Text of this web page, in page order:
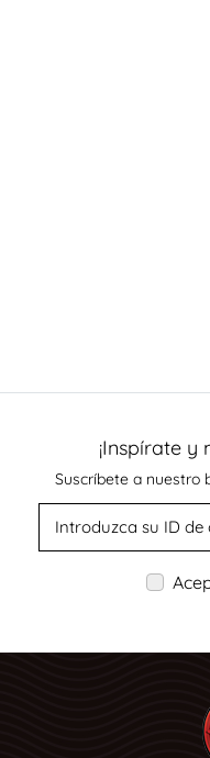
¡Inspírate
Suscríbete a nuestro